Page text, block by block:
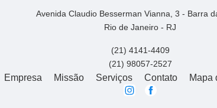
Avenida Claudio Besserman Vianna, 3 - Barra
Rio de Janeiro - RJ
(21) 4141-4409
(21) 98057-2527
Empresa Missão Serviços Contato Mapa